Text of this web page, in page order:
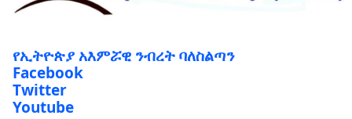
የኢትዮጵያ አእምሯዊ ንብረት ባለስልጣን
Facebook
Twitter
Youtube